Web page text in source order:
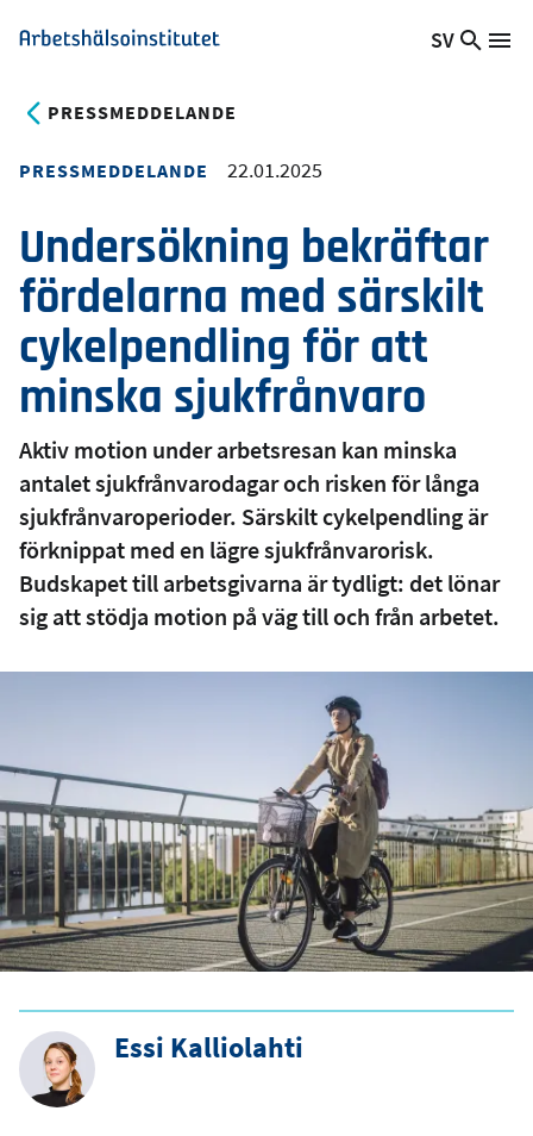
Hoppa
till
Arbetshälsoinstitutet
Växla
SV
Sök
PRESSMEDDELANDE
PRESSMEDDELANDE 22.01.2025
Undersökning bekräftar
fördelarna med särskilt
cykelpendling för att
minska sjukfrånvaro
Aktiv motion under arbetsresan kan minska
antalet sjukfrånvarodagar och risken för långa
sjukfrånvaroperioder. Särskilt cykelpendling är
förknippat med en lägre sjukfrånvarorisk.
Budskapet till arbetsgivarna är tydligt: det lönar
sig att stödja motion på väg till och från arbetet.
Essi Kalliolahti